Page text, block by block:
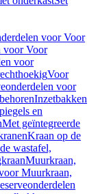
voor Voor
voor Voor
voor
Voor
voor
Inzetbakken
en
Met geïntegreerde
Kraan op de
wastafel,
Muurkraan,
Muurkraan,